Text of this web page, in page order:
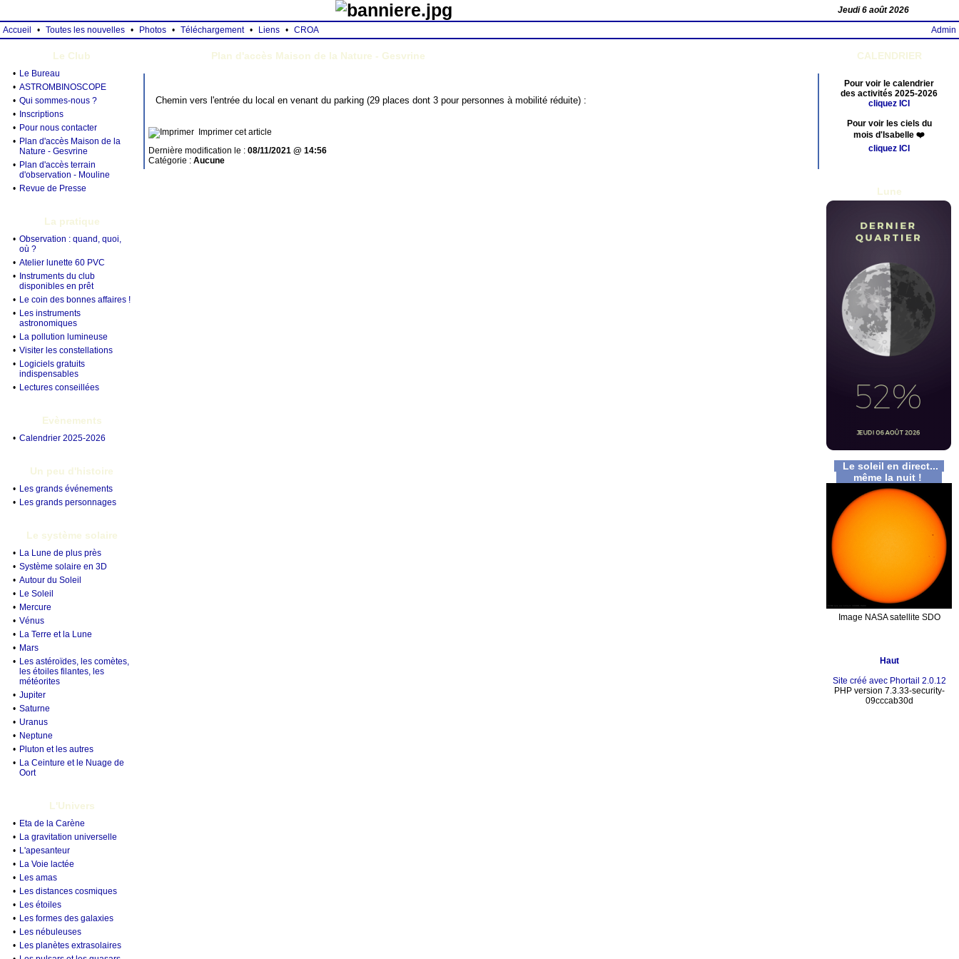
Jeudi 6 août 2026
Accueil
• Toutes les nouvelles • Photos • Téléchargement • Liens • CROA Admin
Le Club
• Le Bureau
• ASTROMBINOSCOPE
• Qui sommes-nous ?
•
Inscriptions
• Pour nous contacter
• Plan d'accès Maison de la
Nature - Gesvrine
• Plan d'accès terrain
d'observation - Mouline
• Revue de Presse
La pratique
• Observation : quand, quoi,
où ?
• Atelier lunette 60 PVC
•
Instruments du club
disponibles en prêt
• Le coin des bonnes affaires !
• Les instruments
astronomiques
• La pollution lumineuse
• Visiter les constellations
• Logiciels gratuits
indispensables
• Lectures conseillées
Evènements
• Calendrier 2025-2026
Un peu d'histoire
• Les grands événements
• Les grands personnages
Le système solaire
• La Lune de plus près
• Système solaire en 3D
• Autour du Soleil
• Le Soleil
• Mercure
• Vénus
• La Terre et la Lune
• Mars
• Les astéroïdes, les comètes,
les étoiles filantes, les
météorites
• Jupiter
• Saturne
• Uranus
• Neptune
• Pluton et les autres
• La Ceinture et le Nuage de
Oort
L'Univers
• Eta de la Carène
• La gravitation universelle
• L'apesanteur
• La Voie lactée
• Les amas
• Les distances cosmiques
• Les étoiles
• Les formes des galaxies
• Les nébuleuses
• Les planètes extrasolaires
Plan d'accès Maison de la Nature - Gesvrine
Chemin vers l'entrée du local en venant du parking (29 places dont 3 pour personnes à mobilité réduite) :
Imprimer cet article
Dernière modification le : 08/11/2021 @ 14:56
Catégorie : Aucune
CALENDRIER
Pour voir le calendrier
des activités 2025-2026
cliquez ICI
Pour voir les ciels du
mois d'Isabelle ❤️
cliquez ICI
Lune
Le soleil en direct...
même la nuit !
Image NASA satellite SDO
Haut
Site créé avec Phortail 2.0.12
PHP version 7.3.33-security-
09cccab30d